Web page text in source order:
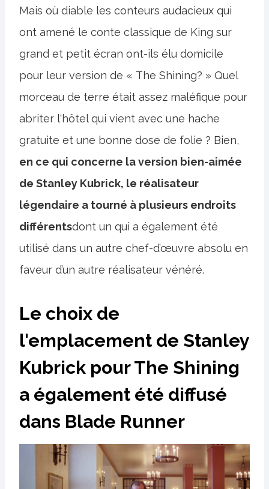
Mais où diable les conteurs audacieux qui
ont amené le conte classique de King sur
grand et petit écran ont-ils élu domicile
pour leur version de « The Shining? » Quel
morceau de terre était assez maléfique pour
abriter l'hôtel qui vient avec une hache
gratuite et une bonne dose de folie ? Bien,
en ce qui concerne la version bien-aimée
de Stanley Kubrick, le réalisateur
légendaire a tourné à plusieurs endroits
différentsdont un qui a également été
utilisé dans un autre chef-d’œuvre absolu en
faveur d’un autre réalisateur vénéré.
Le choix de
l'emplacement de Stanley
Kubrick pour The Shining
a également été diffusé
dans Blade Runner